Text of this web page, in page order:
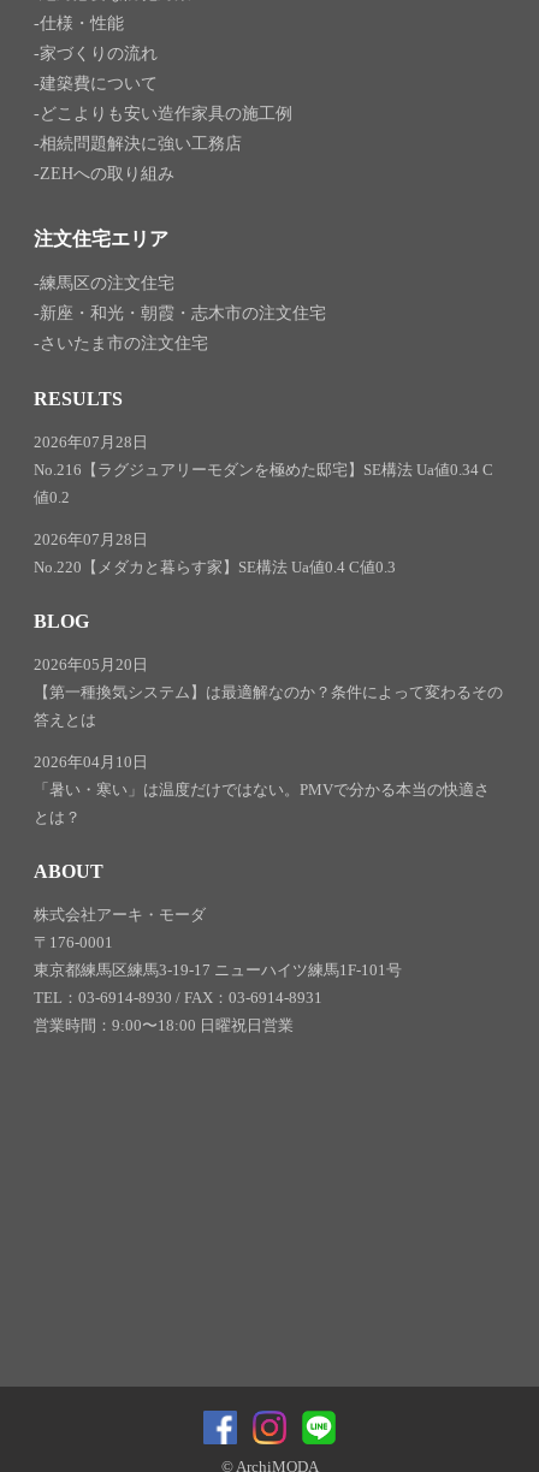
仕様・性能
家づくりの流れ
建築費について
どこよりも安い造作家具の施工例
相続問題解決に強い工務店
ZEHへの取り組み
注文住宅エリア
練馬区の注文住宅
新座・和光・朝霞・志木市の注文住宅
さいたま市の注文住宅
RESULTS
2026年07月28日
No.216【ラグジュアリーモダンを極めた邸宅】SE構法 Ua値0.34 C
値0.2
2026年07月28日
No.220【メダカと暮らす家】SE構法 Ua値0.4 C値0.3
BLOG
2026年05月20日
【第一種換気システム】は最適解なのか？条件によって変わるその
答えとは
2026年04月10日
「暑い・寒い」は温度だけではない。PMVで分かる本当の快適さ
とは？
ABOUT
株式会社アーキ・モーダ
〒176-0001
東京都練馬区練馬3-19-17 ニューハイツ練馬1F-101号
TEL：03-6914-8930 / FAX：03-6914-8931
営業時間：9:00〜18:00 日曜祝日営業
© ArchiMODA